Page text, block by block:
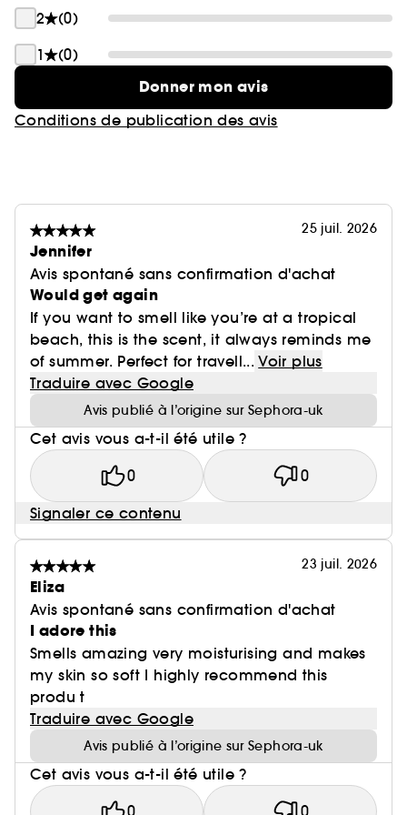
de la tête aux pieds — le tout en formats voyage.
Ce coffret est également parfait à offrir, pour soi
ou pour un proche, offrant une routine complète
de la tête aux pieds — le tout en formats voyage.
2
(0)
1
(0)
Donner mon avis
Conditions de publication des avis
25 juil. 2026
Jennifer
Avis spontané sans confirmation d'achat
Would get again
If you want to smell like you’re at a tropical
beach, this is the scent, it always reminds me
of summer. Perfect for travell... Voir plus
Traduire avec Google
Avis publié à l’origine sur Sephora-uk
Cet avis vous a-t-il été utile ?
0 0
Signaler ce contenu
23 juil. 2026
Eliza
Avis spontané sans confirmation d'achat
I adore this
Smells amazing very moisturising and makes
my skin so soft I highly recommend this
produ t
Traduire avec Google
Avis publié à l’origine sur Sephora-uk
Cet avis vous a-t-il été utile ?
0 0